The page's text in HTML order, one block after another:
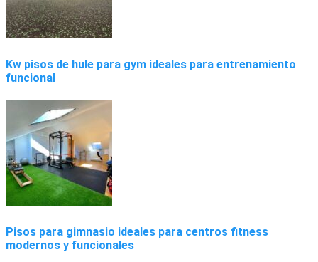
Kw pisos de hule para gym ideales para entrenamiento
funcional
Pisos para gimnasio ideales para centros fitness
modernos y funcionales